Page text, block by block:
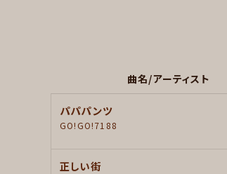
曲名/アーティスト
パパパンツ
GO!GO!7188
正しい街